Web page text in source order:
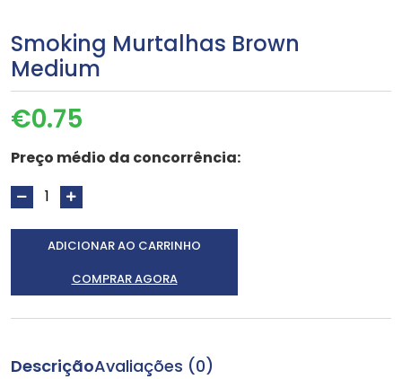
Smoking Murtalhas Brown
Medium
€0.75
Preço médio da concorrência:
ADICIONAR AO CARRINHO
COMPRAR AGORA
DescriçãoAvaliações (0)